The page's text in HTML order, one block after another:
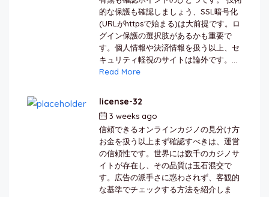
的な保護も確認しましょう、SSL暗号化
(URLがhttpsで始まる)は大前提です。ロ
グイン保護の選択肢があるかも重要で
す。個人情報や決済情報を扱う以上、セ
キュリティ軽視のサイトは論外です。...
Read More
license-32
3 weeks ago
信頼できるオンラインカジノの見分け方
お金を扱う以上まず確認すべきは、運営
の信頼性です。世界には数千のカジノサ
イトが存在し、その品質は玉石混交で
す。広告の派手さに惑わされず、客観的
な基準でチェックする方法を紹介しま